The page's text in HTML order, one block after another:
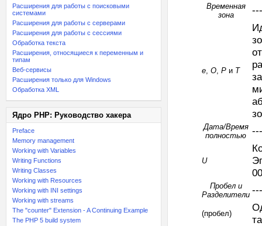
Расширения для работы с поисковыми
системами
Расширения для работы с серверами
Расширения для работы с сессиями
Обработка текста
Расширения, относящиеся к переменным и
типам
Веб-сервисы
Расширения только для Windows
Обработка XML
Ядро PHP: Руководство хакера
Preface
Memory management
Working with Variables
Writing Functions
Writing Classes
Working with Resources
Working with INI settings
Working with streams
The "counter" Extension - A Continuing Example
The PHP 5 build system
Временная
зона
---
e, O, P и T
Дата/Время
полностью
---
U
Пробел и
Разделители ---
(пробел)